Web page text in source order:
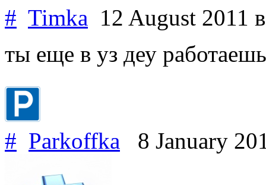
# Timka 12 August 2011
ты еще в уз деу
# Parkoffka 8 January